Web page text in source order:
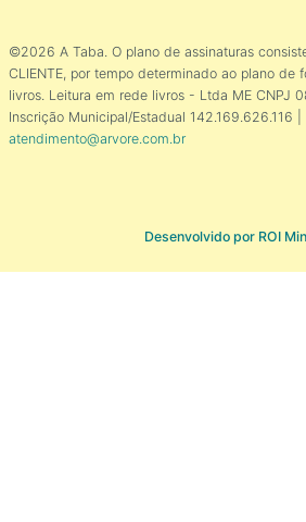
©2026 A Taba. O plano de assinaturas
CLIENTE, por tempo determinado ao plano de
livros. Leitura em rede livros - Ltda ME CNPJ
Inscrição Municipal/Estadual 142.169.626.116 |
atendimento@arvore.com.br
Desenvolvido por ROI